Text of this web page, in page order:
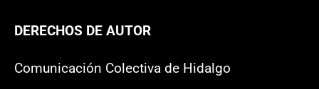
DERECHOS DE AUTOR
Comunicación Colectiva de Hidalgo